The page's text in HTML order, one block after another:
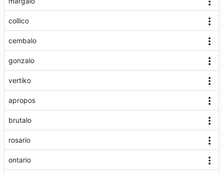
collico
cembalo
gonzalo
vertiko
apropos
brutalo
rosario
ontario